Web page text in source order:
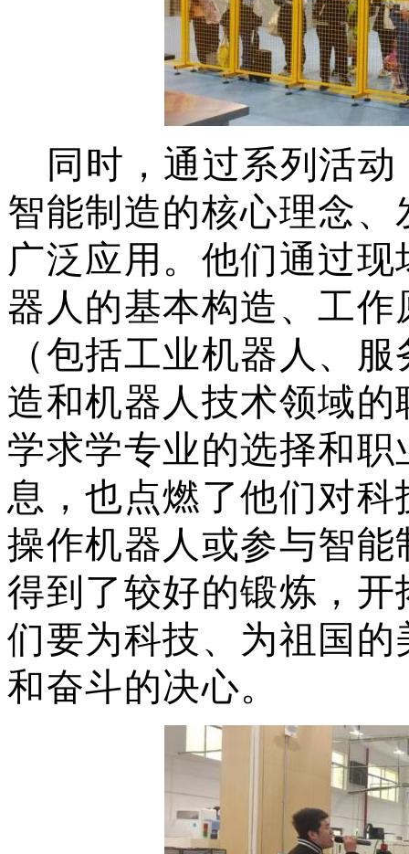
同时，通过系列活
智能制造的核心理念
广泛应用。他们通过
器人的基本构造、工
（包括工业机器人、
造和机器人技术领域
学求学专业的选择和
息，也点燃了他们对
操作机器人或参与智
得到了较好的锻炼，
们要为科技、为祖国
和奋斗的决心。